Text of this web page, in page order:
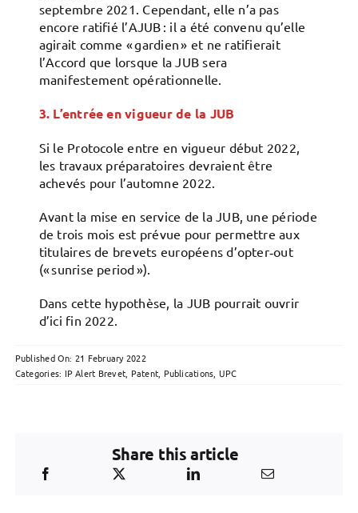
septembre 2021. Cependant, elle n’a pas
encore ratifié l’AJUB : il a été convenu qu’elle
agirait comme « gardien » et ne ratifierait
l’Accord que lorsque la JUB sera
manifestement opérationnelle.
3. L’entrée en vigueur de la JUB
Si le Protocole entre en vigueur début 2022,
les travaux préparatoires devraient être
achevés pour l’automne 2022.
Avant la mise en service de la JUB, une période
de trois mois est prévue pour permettre aux
titulaires de brevets européens d’opter‑out
(« sunrise period »).
Dans cette hypothèse, la JUB pourrait ouvrir
d’ici fin 2022.
Published On: 21 February 2022
Categories: IP Alert Brevet Patent Publications UPC
Share this article